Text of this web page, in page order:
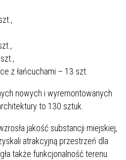
z łańcuchami – 13 szt.
nowych i wyremontowanych
to 130 sztuk.
jakość substancji miejskiej,
atrakcyjną przestrzeń dla
także funkcjonalność terenu